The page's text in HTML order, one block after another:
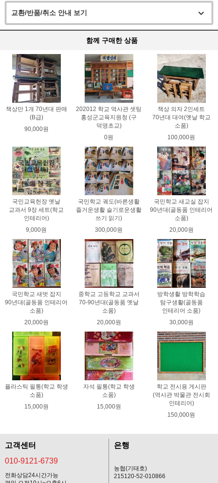
교환/반품/취소 안내 보기
함께 구매한 상품
책상만 1개 70년대 판매
(B급)
90,000원
202012 학교 역사관 셋팅
홍성군교육지원청 (구
덕명초교)
0원
책상 의자 2인세트
70년대 대여(옛날 학교
소품)
100,000원
국민교육헌장 옛날
교과서 9장 세트(학교
인테리어)
9,000원
국민학교 궤도(바른생활
즐거운생활 슬기로운생활
쓰기 읽기)
300,000원
국민학교 새교실 잡지
90년대(골동품 인테리어
소품)
20,000원
국민학교 새벗 잡지
90년대(골동품 인테리어
소품)
20,000원
중학교 고등학교 교과서
70-90년대(골동품 옛날
소품)
20,000원
방학생활 방학학습
탐구생활(골동품
인테리어 소품)
30,000원
플라스틱 필통(학교 학생
소품)
15,000원
자석 필통(학교 학생
소품)
15,000원
학교 전시용 게시판
(역사관 박물관 전시회
인테리어)
150,000원
고객센터
010-9121-6739
전화상담24시간가능
은행
농협(기태호)
215120-52-010866